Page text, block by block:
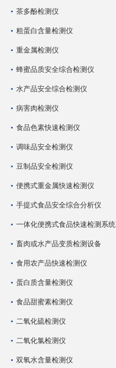
茶多酚检测仪
粗蛋白含量检测仪
重金属检测仪
蜂蜜品质安全综合检测仪
水产品安全综合检测仪
病害肉检测仪
食品色素快速检测仪
调味品安全检测仪
豆制品安全检测仪
便携式重金属快速检测仪
手提式食品安全综合分析仪
一体化便携式食品快速检测系统
畜肉或水产品变质检测设备
食用农产品快速检测仪
蛋白质含量检测仪
食品甜蜜素检测仪
二氧化硫检测仪
二氧化氯检测仪
双氧水含量检测仪